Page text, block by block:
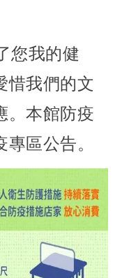
我的健
惜我們的文
。本館防疫
區公告。